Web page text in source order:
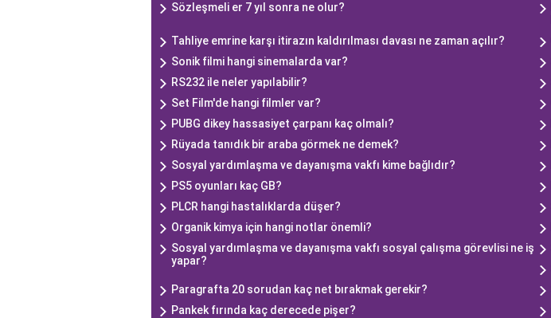
Sözleşmeli er 7 yıl sonra ne olur?
Tahliye emrine karşı itirazın kaldırılması davası ne zaman açılır?
Sonik filmi hangi sinemalarda var?
RS232 ile neler yapılabilir?
Set Film'de hangi filmler var?
PUBG dikey hassasiyet çarpanı kaç olmalı?
Rüyada tanıdık bir araba görmek ne demek?
Sosyal yardımlaşma ve dayanışma vakfı kime bağlıdır?
PS5 oyunları kaç GB?
PLCR hangi hastalıklarda düşer?
Organik kimya için hangi notlar önemli?
Sosyal yardımlaşma ve dayanışma vakfı sosyal çalışma görevlisi ne iş
yapar?
Paragrafta 20 sorudan kaç net bırakmak gerekir?
Pankek fırında kaç derecede pişer?